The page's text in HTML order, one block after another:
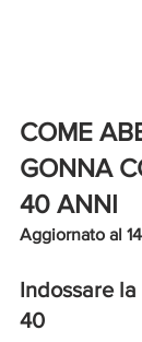
COME
GONNA
40 ANNI
Aggiornato al
Indossare
40